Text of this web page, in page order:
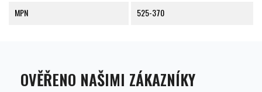
MPN 525-370
OVĚŘENO NAŠIMI ZÁKAZNÍKY